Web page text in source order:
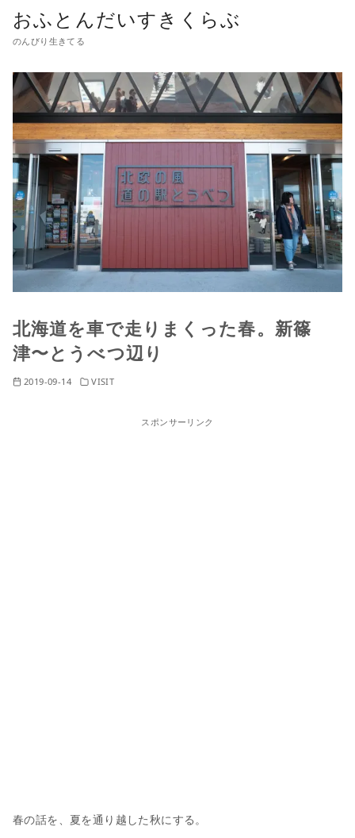
おふとんだいすきくらぶ
のんびり生きてる
北海道を車で走りまくった春。新篠
津〜とうべつ辺り
2019-09-14 VISIT
スポンサーリンク
春の話を、夏を通り越した秋にする。